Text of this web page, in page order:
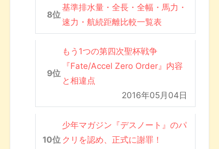
基準排水量・全長・全幅・馬力・
速力・航続距離比較一覧表
もう1つの第四次聖杯戦争
『Fate/Accel Zero Order』内容
と相違点
2016年05月04日
少年マガジン『デスノート』のパ
クリを認め、正式に謝罪！